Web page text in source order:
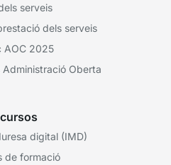
serveis
dels serveis
AOC 2025
Administració Oberta
digital (IMD)
de formació